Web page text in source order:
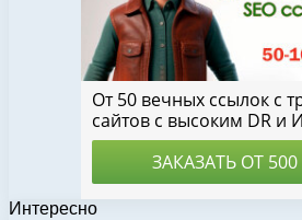
Интересно